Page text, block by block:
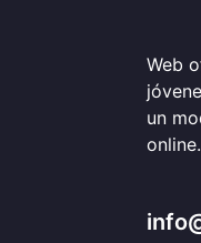
Web
un
online.